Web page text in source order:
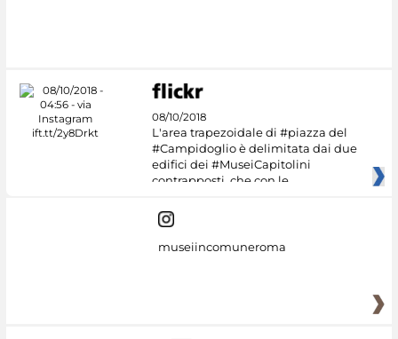
08/10/2018
L'area trapezoidale di #piazza del
#Campidoglio è delimitata dai due
edifici dei #MuseiCapitolini
contrapposti, che con le
museiincomuneroma